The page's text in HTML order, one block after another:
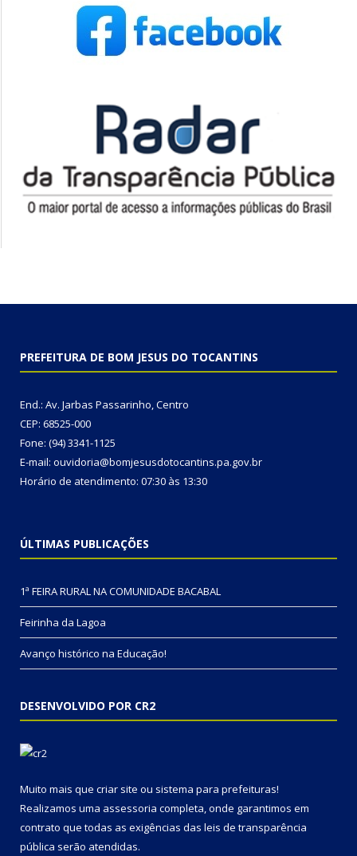
PREFEITURA DE BOM JESUS DO TOCANTINS
End.: Av. Jarbas Passarinho, Centro
CEP: 68525-000
Fone: (94) 3341-1125
E-mail: ouvidoria@bomjesusdotocantins.pa.gov.br
Horário de atendimento: 07:30 às 13:30
ÚLTIMAS PUBLICAÇÕES
1ª FEIRA RURAL NA COMUNIDADE BACABAL
Feirinha da Lagoa
Avanço histórico na Educação!
DESENVOLVIDO POR CR2
Muito mais que criar site ou sistema para prefeituras!
Realizamos uma assessoria completa, onde garantimos em
contrato que todas as exigências das leis de transparência
pública serão atendidas.